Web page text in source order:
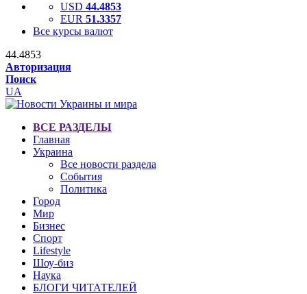
USD 44.4853
EUR 51.3357
Все курсы валют
44.4853
Авторизация
Поиск
UA
ВСЕ РАЗДЕЛЫ
Главная
Украина
Все новости раздела
События
Политика
Город
Мир
Бизнес
Спорт
Lifestyle
Шоу-биз
Наука
БЛОГИ ЧИТАТЕЛЕЙ